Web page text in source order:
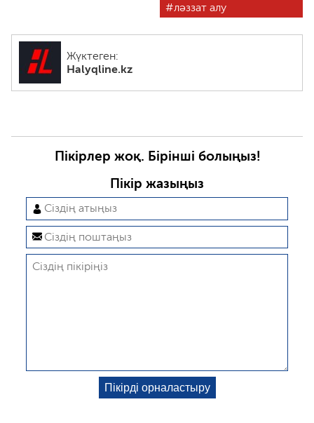
ләззат алу
Жүктеген:
Halyqline.kz
Пікірлер жоқ. Бірінші болыңыз!
Пікір жазыңыз